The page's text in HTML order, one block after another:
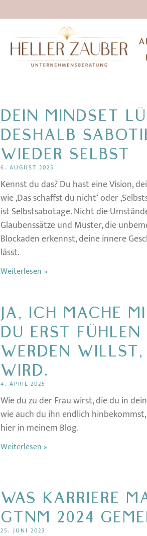
DEIN MINDSET
DESHALB
WIEDER SELBST
6. AUGUST 2025
Kennst du das? Du hast eine Vision,
wie ‚Das schaffst du nicht‘ oder
ist Selbstsabotage. Nicht die
Glaubenssätze und Muster, die
Blockaden erkennst, deine innere
lässt.
Weiterlesen »
JA, ICH MACHE
DU ERST
WERDEN
WIRD.
4. APRIL 2025
Wie du zu der Frau wirst, die du in
wie auch du ihn endlich
hier in meinem Blog.
Weiterlesen »
WAS KARRIERE
GTNM 2024
25. JUNI 2023